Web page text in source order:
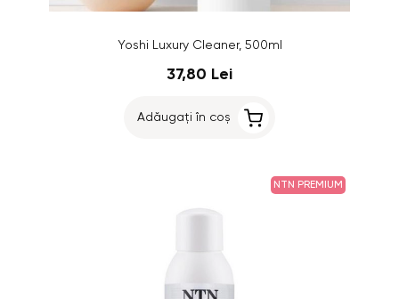
Yoshi Luxury Cleaner, 500ml
37,80 Lei
Adăugați în coș
NTN PREMIUM